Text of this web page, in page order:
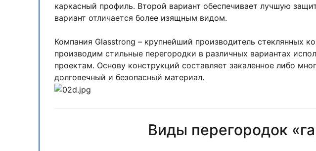
каркасный профиль. Второй вариант обеспечивает лучшую
вариант отличается более изящным видом.
Компания Glasstrong – крупнейший производитель стеклянных
производим стильные перегородки в различных вариантах
проектам. Основу конструкций составляет закаленное либо
долговечный и безопасный материал.
Виды перегородок